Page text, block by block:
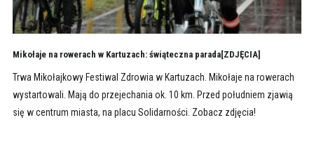
Mikołaje na rowerach w Kartuzach: świąteczna parada[ZDJĘCIA]
Trwa Mikołajkowy Festiwal Zdrowia w Kartuzach. Mikołaje na rowerach
wystartowali. Mają do przejechania ok. 10 km. Przed południem zjawią
się w centrum miasta, na placu Solidarności. Zobacz zdjęcia!